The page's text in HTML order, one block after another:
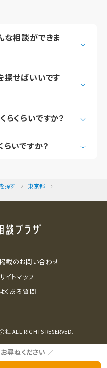
な相談ができま
探せばいいです
くらいですか？
いですか？
探す
東京都
尋ねください ／
掲載のお問い合わせ
サイトマップ
よくある質問
社 ALL RIGHTS RESERVED.